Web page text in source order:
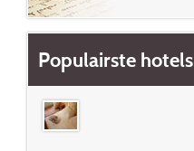
Populairste hotels